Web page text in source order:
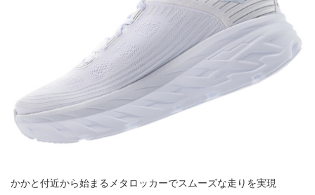
かかと付近から始まるメタロッカーでスムーズな走りを実現